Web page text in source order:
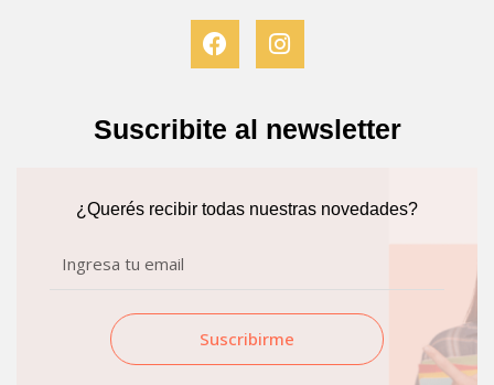
F
a
c
b
k
I
n
s
a
a
m
Suscribite al newsletter
¿Querés recibir todas nuestras novedades?
Suscribirme